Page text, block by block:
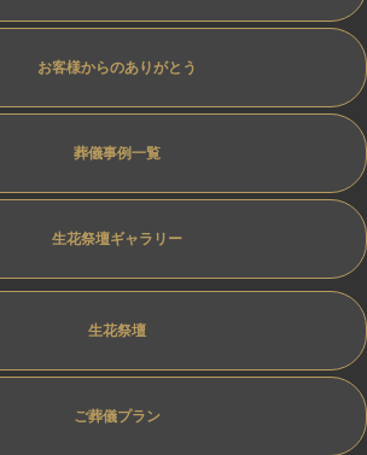
お客様からのありがとう
葬儀事例一覧
生花祭壇ギャラリー
生花祭壇
ご葬儀プラン